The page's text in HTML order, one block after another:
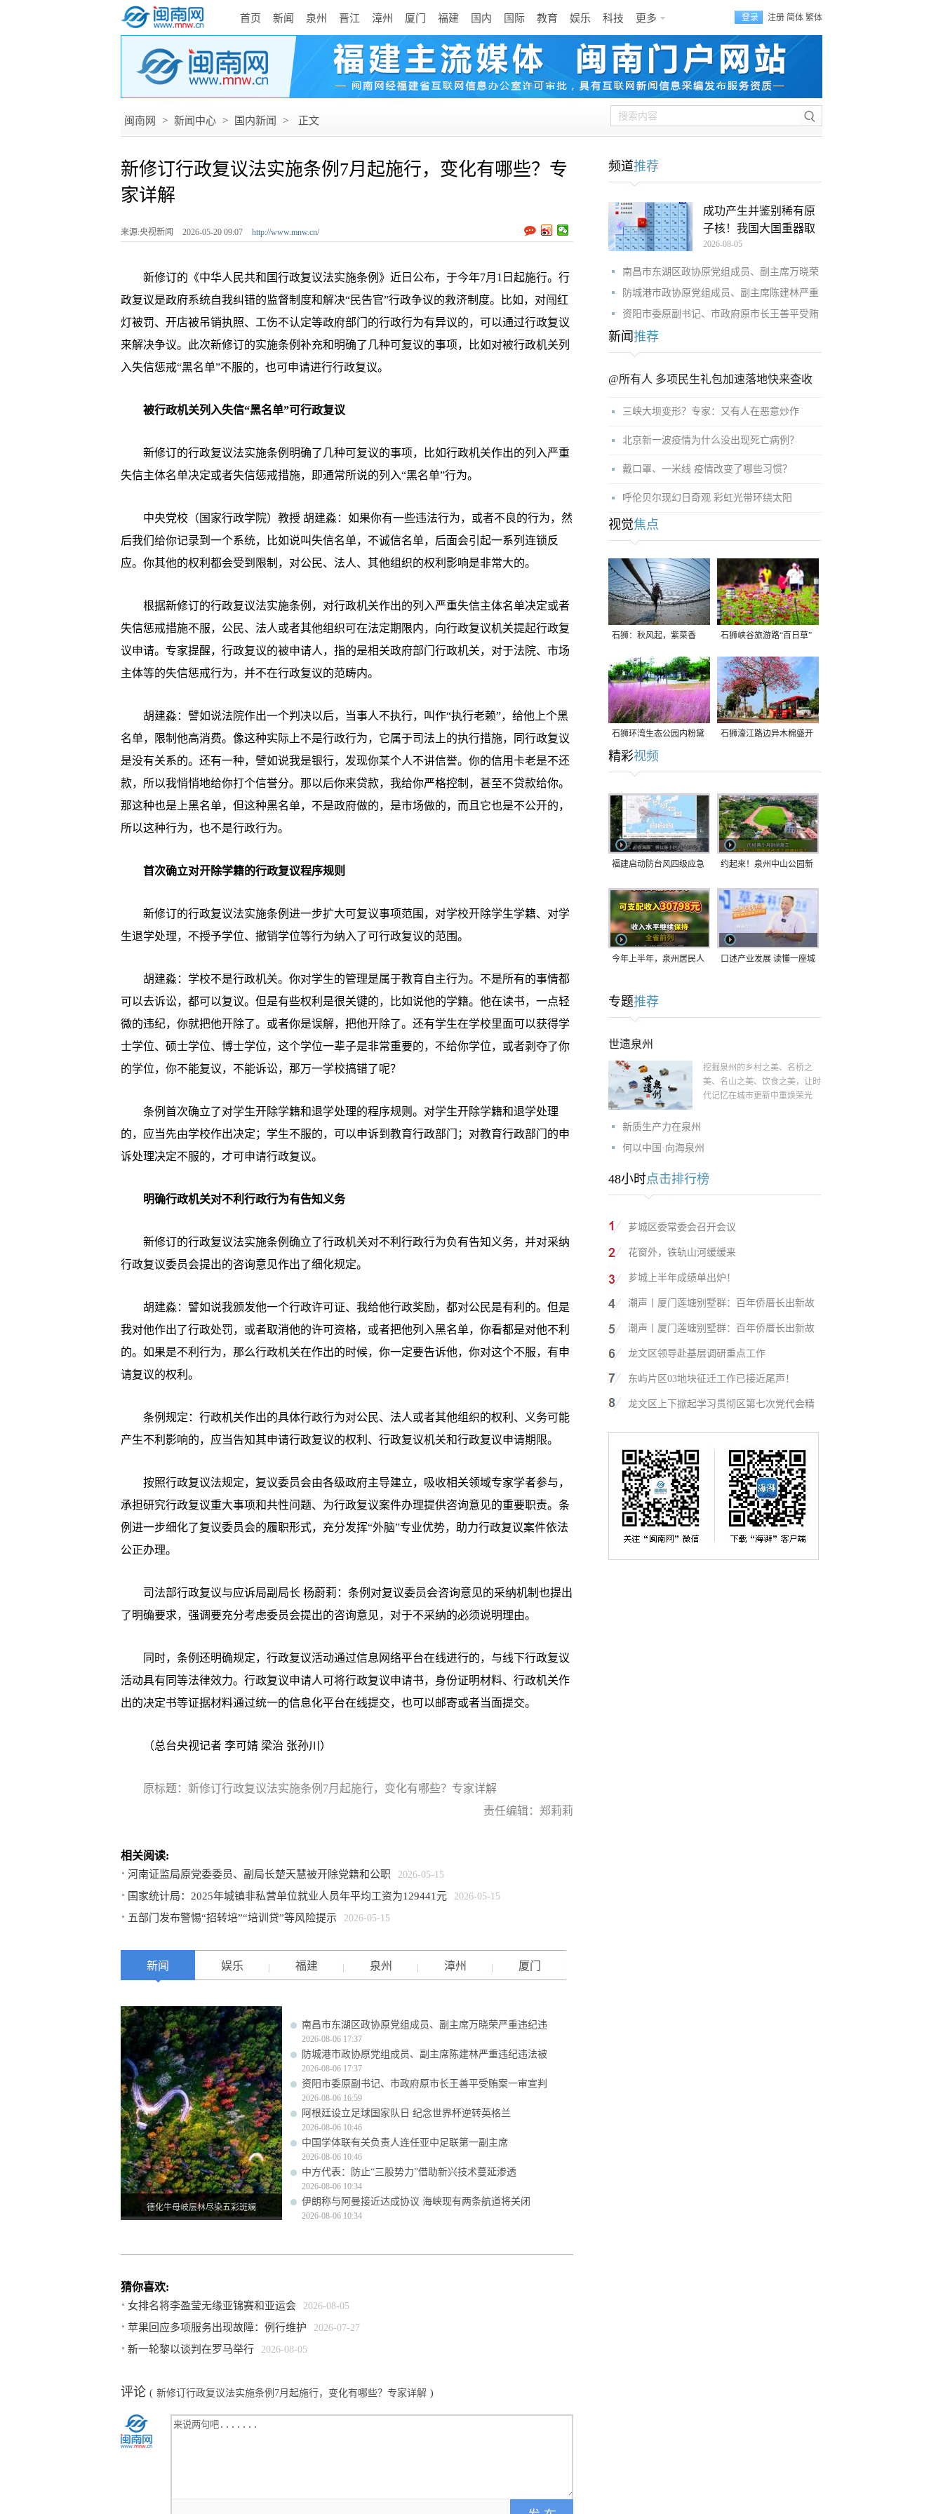
首页 新闻 泉州 晋江 漳州 厦门 福建 国内 国际 教育 娱乐 科技 更多 登录 注册 简体 繁体
闽南网 > 新闻中心 > 国内新闻 > 正文
新修订行政复议法实施条例7月起施行，变化有哪些？专
家详解
来源:央视新闻 2026-05-20 09:07 http://www.mnw.cn/
新修订的《中华人民共和国行政复议法实施条例》近日公布，于今年7月1日起施行。行
政复议是政府系统自我纠错的监督制度和解决“民告官”行政争议的救济制度。比如，对闯红
灯被罚、开店被吊销执照、工伤不认定等政府部门的行政行为有异议的，可以通过行政复议
来解决争议。此次新修订的实施条例补充和明确了几种可复议的事项，比如对被行政机关列
入失信惩戒“黑名单”不服的，也可申请进行行政复议。
被行政机关列入失信“黑名单”可行政复议
新修订的行政复议法实施条例明确了几种可复议的事项，比如行政机关作出的列入严重
失信主体名单决定或者失信惩戒措施，即通常所说的列入“黑名单”行为。
中央党校（国家行政学院）教授 胡建淼：如果你有一些违法行为，或者不良的行为，然
后我们给你记录到一个系统，比如说叫失信名单，不诚信名单，后面会引起一系列连锁反
应。你其他的权利都会受到限制，对公民、法人、其他组织的权利影响是非常大的。
根据新修订的行政复议法实施条例，对行政机关作出的列入严重失信主体名单决定或者
失信惩戒措施不服，公民、法人或者其他组织可在法定期限内，向行政复议机关提起行政复
议申请。专家提醒，行政复议的被申请人，指的是相关政府部门行政机关，对于法院、市场
主体等的失信惩戒行为，并不在行政复议的范畴内。
胡建淼：譬如说法院作出一个判决以后，当事人不执行，叫作“执行老赖”，给他上个黑
名单，限制他高消费。像这种实际上不是行政行为，它属于司法上的执行措施，同行政复议
是没有关系的。还有一种，譬如说我是银行，发现你某个人不讲信誉。你的信用卡老是不还
款，所以我悄悄地给你打个信誉分。那以后你来贷款，我给你严格控制，甚至不贷款给你。
那这种也是上黑名单，但这种黑名单，不是政府做的，是市场做的，而且它也是不公开的，
所以这种行为，也不是行政行为。
首次确立对开除学籍的行政复议程序规则
新修订的行政复议法实施条例进一步扩大可复议事项范围，对学校开除学生学籍、对学
生退学处理，不授予学位、撤销学位等行为纳入了可行政复议的范围。
胡建淼：学校不是行政机关。你对学生的管理是属于教育自主行为。不是所有的事情都
可以去诉讼，都可以复议。但是有些权利是很关键的，比如说他的学籍。他在读书，一点轻
微的违纪，你就把他开除了。或者你是误解，把他开除了。还有学生在学校里面可以获得学
士学位、硕士学位、博士学位，这个学位一辈子是非常重要的，不给你学位，或者剥夺了你
的学位，你不能复议，不能诉讼，那万一学校搞错了呢？
条例首次确立了对学生开除学籍和退学处理的程序规则。对学生开除学籍和退学处理
的，应当先由学校作出决定；学生不服的，可以申诉到教育行政部门；对教育行政部门的申
诉处理决定不服的，才可申请行政复议。
明确行政机关对不利行政行为有告知义务
新修订的行政复议法实施条例确立了行政机关对不利行政行为负有告知义务，并对采纳
行政复议委员会提出的咨询意见作出了细化规定。
胡建淼：譬如说我颁发他一个行政许可证、我给他行政奖励，都对公民是有利的。但是
我对他作出了行政处罚，或者取消他的许可资格，或者把他列入黑名单，你看都是对他不利
的。如果是不利行为，那么行政机关在作出的时候，你一定要告诉他，你对这个不服，有申
请复议的权利。
条例规定：行政机关作出的具体行政行为对公民、法人或者其他组织的权利、义务可能
产生不利影响的，应当告知其申请行政复议的权利、行政复议机关和行政复议申请期限。
按照行政复议法规定，复议委员会由各级政府主导建立，吸收相关领域专家学者参与，
承担研究行政复议重大事项和共性问题、为行政复议案件办理提供咨询意见的重要职责。条
例进一步细化了复议委员会的履职形式，充分发挥“外脑”专业优势，助力行政复议案件依法
公正办理。
司法部行政复议与应诉局副局长 杨蔚莉：条例对复议委员会咨询意见的采纳机制也提出
了明确要求，强调要充分考虑委员会提出的咨询意见，对于不采纳的必须说明理由。
同时，条例还明确规定，行政复议活动通过信息网络平台在线进行的，与线下行政复议
活动具有同等法律效力。行政复议申请人可将行政复议申请书，身份证明材料、行政机关作
出的决定书等证据材料通过统一的信息化平台在线提交，也可以邮寄或者当面提交。
（总台央视记者 李可婧 梁治 张孙川）
原标题：新修订行政复议法实施条例7月起施行，变化有哪些？专家详解
责任编辑：郑莉莉
相关阅读:
河南证监局原党委委员、副局长楚天慧被开除党籍和公职 2026-05-15
国家统计局：2025年城镇非私营单位就业人员年平均工资为129441元 2026-05-15
五部门发布警惕“招转培”“培训贷”等风险提示 2026-05-15
新闻 娱乐 福建 泉州 漳州 厦门
德化牛母岐层林尽染五彩斑斓
南昌市东湖区政协原党组成员、副主席万晓荣严重违纪违
2026-08-06 17:37
防城港市政协原党组成员、副主席陈建林严重违纪违法被
2026-08-06 17:37
资阳市委原副书记、市政府原市长王善平受贿案一审宣判
2026-08-06 16:59
阿根廷设立足球国家队日 纪念世界杯逆转英格兰
2026-08-06 10:46
中国学体联有关负责人连任亚中足联第一副主席
2026-08-06 10:46
中方代表：防止“三股势力”借助新兴技术蔓延渗透
2026-08-06 10:34
伊朗称与阿曼接近达成协议 海峡现有两条航道将关闭
2026-08-06 10:34
猜你喜欢:
女排名将李盈莹无缘亚锦赛和亚运会 2026-08-05
苹果回应多项服务出现故障：例行维护 2026-07-27
新一轮黎以谈判在罗马举行 2026-08-05
评论 ( 新修订行政复议法实施条例7月起施行，变化有哪些？专家详解 )
频道推荐
成功产生并鉴别稀有原
子核！我国大国重器取
2026-08-05
南昌市东湖区政协原党组成员、副主席万晓荣
防城港市政协原党组成员、副主席陈建林严重
资阳市委原副书记、市政府原市长王善平受贿
新闻 推荐
@所有人 多项民生礼包加速落地快来查收
三峡大坝变形？专家：又有人在恶意炒作
北京新一波疫情为什么没出现死亡病例？
戴口罩、一米线 疫情改变了哪些习惯？
呼伦贝尔现幻日奇观 彩虹光带环绕太阳
视觉焦点
石狮：秋风起，紫菜香 石狮峡谷旅游路“百日草”
争相斗艳
石狮环湾生态公园内粉黛
乱子草盛放
石狮濠江路边异木棉盛开
精彩视频
福建启动防台风四级应急
9日在长江口至福建北部
一带沿海登陆
约起来！泉州中山公园新
今年上半年，泉州居民人 口述产业发展 读懂一座城
专题推荐
世遗泉州
挖掘泉州的乡村之美、名桥之
美、名山之美、饮食之美，让时
代记忆在城市更新中重焕荣光
新质生产力在泉州
何以中国·向海泉州
48小时点击排行榜
芗城区委常委会召开会议
花窗外，铁轨山河缓缓来
芗城上半年成绩单出炉！
潮声丨厦门莲塘别墅群：百年侨厝长出新故
潮声丨厦门莲塘别墅群：百年侨厝长出新故
龙文区领导赴基层调研重点工作
东屿片区03地块征迁工作已接近尾声！
龙文区上下掀起学习贯彻区第七次党代会精